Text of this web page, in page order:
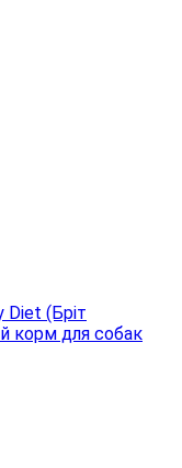
Diet (Бріт
корм для собак